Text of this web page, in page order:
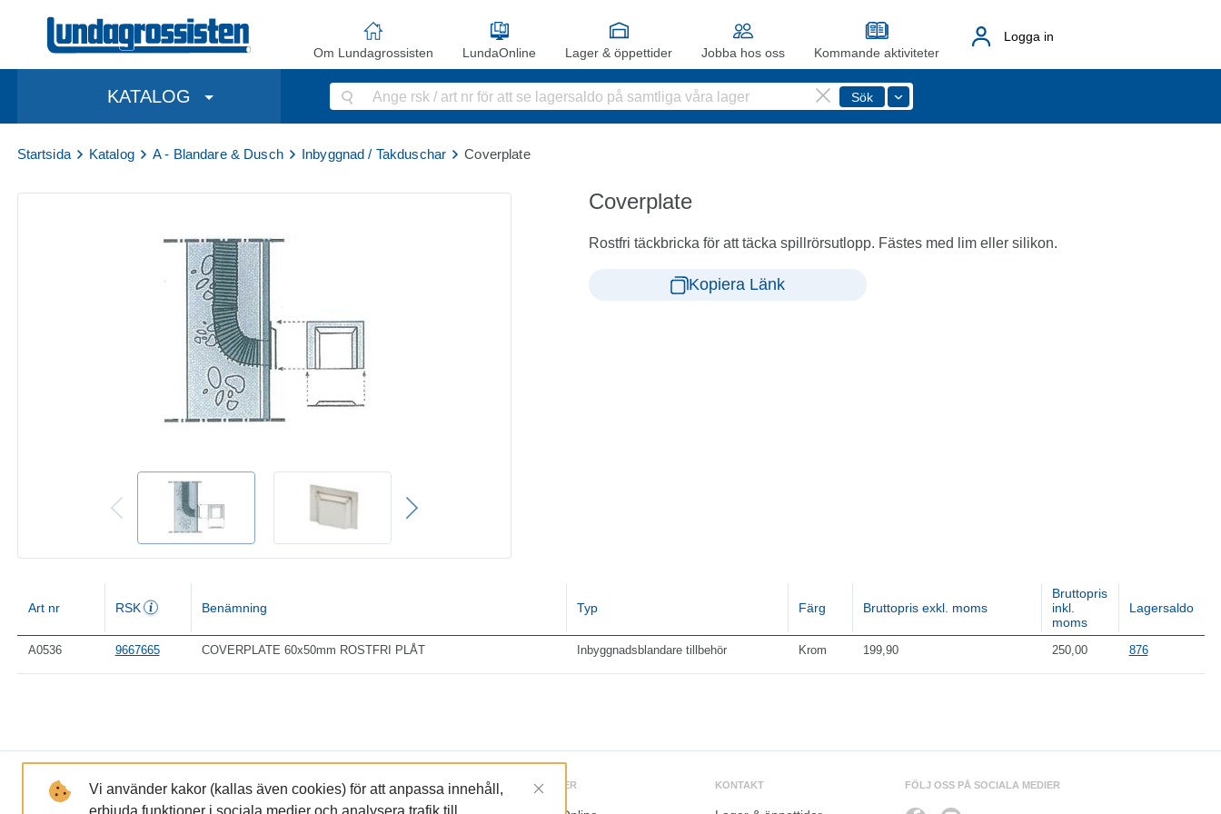
Om Lundagrossisten LundaOnline Lager & öppettider Jobba hos oss Kommande aktiviteter
Logga in
KATALOG
Startsida Katalog A - Blandare & Dusch Inbyggnad / Takduschar Coverplate
Coverplate
Rostfri täckbricka för att täcka spillrörsutlopp. Fästes med lim eller silikon.
Kopiera Länk
Art nr RSK Benämning Typ Färg Bruttopris exkl. moms
Bruttopris
inkl.
moms
Lagersaldo
A0536 9667665 COVERPLATE 60x50mm ROSTFRI PLÅT Inbyggnadsblandare tillbehör Krom 199,90 250,00 876
LÄNKAR FÖRETAGET TJÄNSTER KONTAKT FÖLJ OSS PÅ SOCIALA MEDIER
Vi använder kakor (kallas även cookies) för att anpassa innehåll,
erbjuda funktioner i sociala medier och analysera trafik till